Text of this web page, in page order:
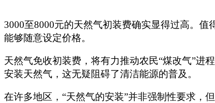
3000至8000元的天然气初装费确实显得过高。
能够随意设定价格。
天然气免收初装费，将有力推动农民“煤改气”进
安装天然气，这无疑阻碍了清洁能源的普及。
在许多地区，“天然气的安装”并非强制性要求，